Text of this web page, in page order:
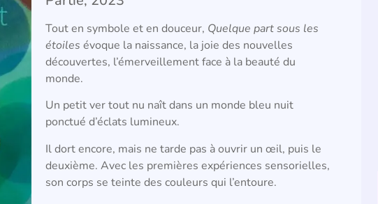
Tout en symbole et en douceur, Quelque part sous les
étoiles évoque la naissance, la joie des nouvelles
découvertes, l’émerveillement face à la beauté du
monde.
Un petit ver tout nu naît dans un monde bleu nuit
ponctué d’éclats lumineux.
Il dort encore, mais ne tarde pas à ouvrir un œil, puis le
deuxième. Avec les premières expériences sensorielles,
son corps se teinte des couleurs qui l’entoure.